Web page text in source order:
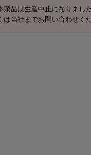
製品は生産中止になりまし
は当社までお問い合わせく